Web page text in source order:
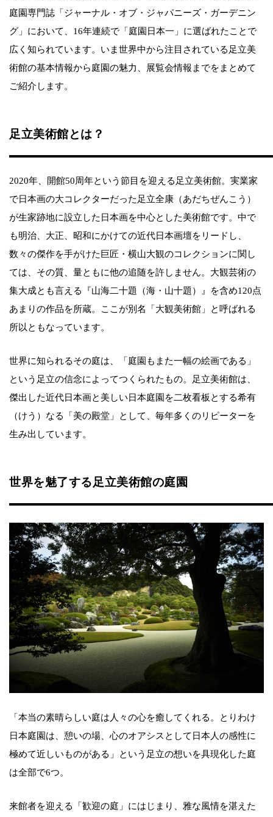
庭園専門誌「ジャーナル・オブ・ジャパニーズ・ガーデニン
グ」において、16年連続で「庭園日本一」に選ばれたことで
広く知られています。いま世界中から注目されている足立美
術館の基本情報から庭園の魅力、展覧会情報までをまとめて
ご紹介します。
足立美術館とは？
2020年、開館50周年という節目を迎える足立美術館。実業家
で日本画の大コレクターだった足立全康（あだちぜんこう）
が生家跡地に設立した日本画を中心とした美術館です。中で
も明治、大正、昭和にかけての近代日本画壇をリードし、
数々の傑作を手がけた巨匠・横山大観のコレクションに関し
ては、その質、量ともに他の追随を許しません。大観芸術の
集大成とも言える『山海二十題（海・山十題）』を含め120点
あまりの作品を所蔵。ここが別名「大観美術館」と呼ばれる
所以ともなっています。
世界に知られるその庭は、「庭園もまた一幅の絵画である」
という足立の信念によってつくられたもの。足立美術館は、
傑出した近代日本画と美しい日本庭園を二枚看板とする希有
（けう）なる「美の殿堂」として、毎年多くのリピーターを
生み出しています。
世界を魅了する足立美術館の庭園
「本当の素晴らしい庭は人々の心を癒してくれる。とりわけ
日本庭園は、憩いの場、心のオアシスとして日本人の感性に
極めて近しいものがある」という足立の想いを具現化した庭
は全部で6つ。
来館者を迎える「歓迎の庭」にはじまり、雅な風情を湛えた